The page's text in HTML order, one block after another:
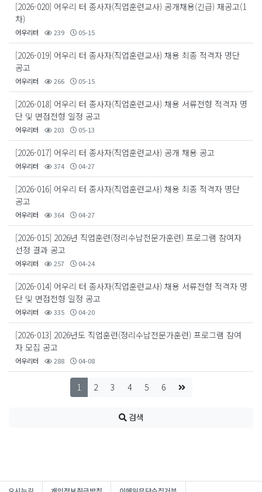
[2026-020] 어우리 터 종사자(직업훈련교사) 공개채용(긴급) 재공고(1
차)
어우리터 239 05-15
[2026-019] 어우리 터 종사자(직업훈련교사) 채용 최종 적격자 명단
공고
어우리터 266 05-15
[2026-018] 어우리 터 종사자(직업훈련교사) 채용 서류전형 적격자 명
단 및 면접전형 일정 공고
어우리터 203 05-13
[2026-017] 어우리 터 종사자(직업훈련교사) 공개 채용 공고
어우리터 374 04-27
[2026-016] 어우리 터 종사자(직업훈련교사) 채용 최종 적격자 명단
공고
어우리터 364 04-27
[2026-015] 2026년 직업훈련(정리수납전문가훈련) 프로그램 참여자
선정 결과 공고
어우리터 257 04-24
[2026-014] 어우리 터 종사자(직업훈련교사) 채용 서류전형 적격자 명
단 및 면접전형 일정 공고
어우리터 335 04-20
[2026-013] 2026년도 직업훈련(정리수납전문가훈련) 프로그램 참여
자 모집 공고
어우리터 288 04-08
1 2 3 4 5 6
검색